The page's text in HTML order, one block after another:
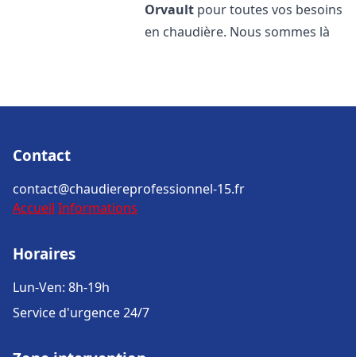
Orvault pour toutes vos besoins
en chaudière. Nous sommes là
Contact
contact@chaudiereprofessionnel-15.fr
Accueil Informations
Horaires
Lun-Ven: 8h-19h
Service d'urgence 24/7